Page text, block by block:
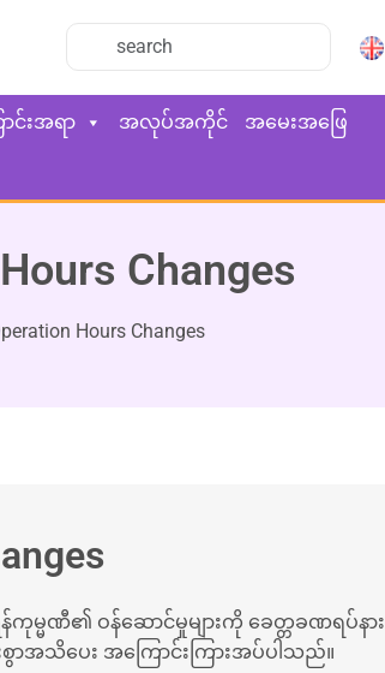
င်းအရာ အလုပ်အကိုင် အမေးအဖြေ
Changes
Hours Changes
မ္မဏီ၏ ဝန်ဆောင်မှုများကို ခေတ္တခဏရပ်နား
စွာအသိပေး အကြောင်းကြားအပ်ပါသည်။